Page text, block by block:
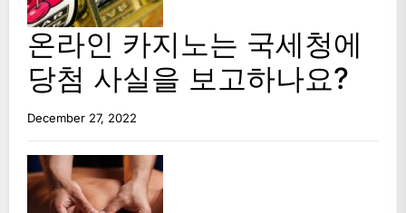
온라인 카지노는 국세청에
당첨 사실을 보고하나요?
December 27, 2022